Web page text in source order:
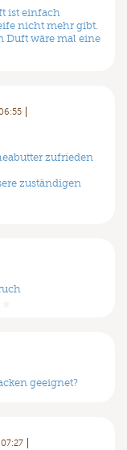
ist einfach
nicht mehr gibt.
Duft wäre mal eine
zufrieden
zuständigen
geeignet?